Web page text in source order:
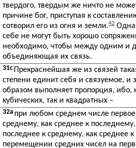
твердого, твердым же ничто не
причине бог, приступая к
сотворил его из огня и земли.42
себе не могут быть хорошо
необходимо, чтобы между одним и
объединяющая их связь.
31c Прекраснейшая же из связей
степени единит себя и связуемое, и
образом выполняет пропорция, ибо,
кубических, так и квадратных –
32a при любом среднем числе первое
среднему, как среднее к последнему,
последнее к среднему, как среднее
перемещении средних чисел на